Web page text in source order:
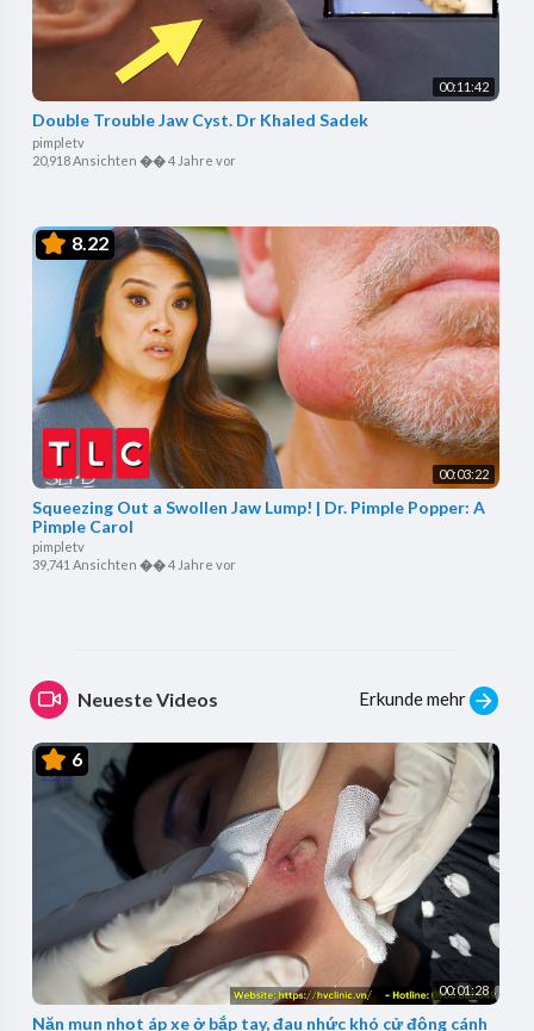
00:11:42
Double Trouble Jaw Cyst. Dr Khaled Sadek
pimpletv
20,918 Ansichten ��4 Jahre vor
8.22
00:03:22
Squeezing Out a Swollen Jaw Lump! | Dr. Pimple Popper: A
Pimple Carol
pimpletv
39,741 Ansichten ��4 Jahre vor
Neueste Videos Erkunde mehr
6
00:01:28
Nặn mụn nhọt áp xe ở bắp tay, đau nhức khó cử động cánh